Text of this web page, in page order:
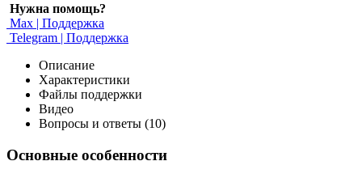
Нужна помощь?
Max | Поддержка
Telegram | Поддержка
Описание
Характеристики
Файлы поддержки
Видео
Вопросы и ответы (10)
Основные особенности